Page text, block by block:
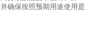
确保按照预期用途使用是